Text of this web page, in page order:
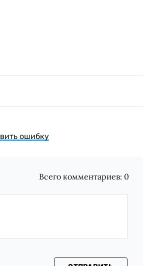
ошибку
Всего комментариев: 0